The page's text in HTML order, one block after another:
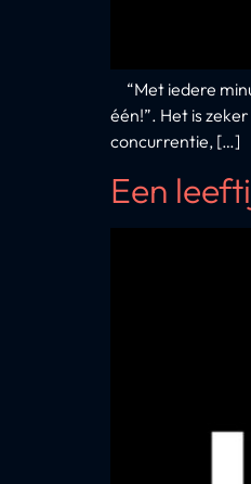
“Met iedere
één!”. Het is
concurrentie, […]
Een